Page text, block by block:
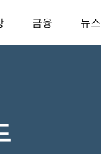
금융 뉴스